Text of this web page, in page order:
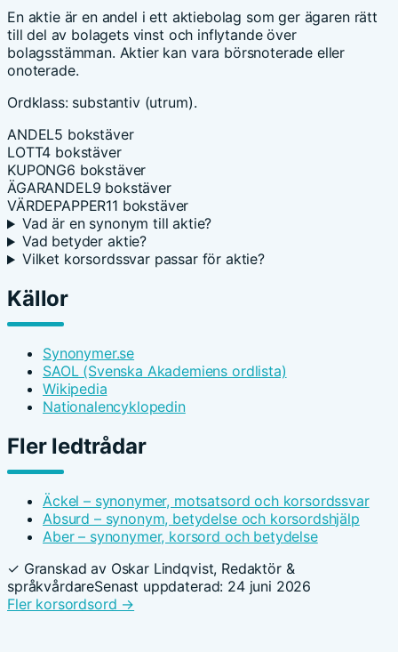
En aktie är en andel i ett aktiebolag som ger ägaren rätt
till del av bolagets vinst och inflytande över
bolagsstämman. Aktier kan vara börsnoterade eller
onoterade.
Ordklass: substantiv (utrum).
ANDEL5 bokstäver
LOTT4 bokstäver
KUPONG6 bokstäver
ÄGARANDEL9 bokstäver
VÄRDEPAPPER11 bokstäver
Vad är en synonym till aktie?
Vad betyder aktie?
Vilket korsordssvar passar för aktie?
Källor
Synonymer.se
SAOL (Svenska Akademiens ordlista)
Wikipedia
Nationalencyklopedin
Fler ledtrådar
Äckel – synonymer, motsatsord och korsordssvar
Absurd – synonym, betydelse och korsordshjälp
Aber – synonymer, korsord och betydelse
✓ Granskad av Oskar Lindqvist, Redaktör &
språkvårdareSenast uppdaterad: 24 juni 2026
Fler korsordsord →